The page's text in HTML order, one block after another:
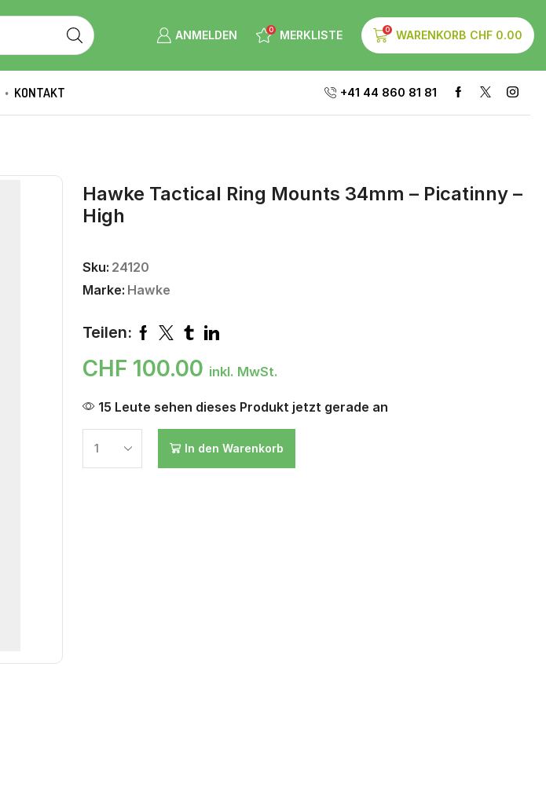
ANMELDEN 0 MERKLISTE 0 WARENKORB CHF0.00
KONTAKT +41 44 860 81 81
Hawke Tactical Ring Mounts 34mm – Picatinny –
High
Sku: 24120
Marke: Hawke
Teilen:
CHF 100.00 inkl. MwSt.
15 Leute sehen dieses Produkt jetzt gerade an
In den Warenkorb